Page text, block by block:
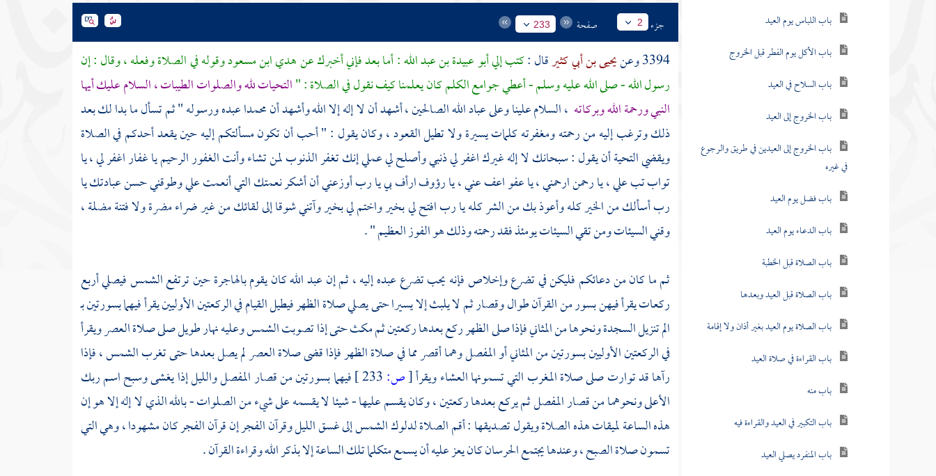
باب اللباس يوم العيد
باب الأكل يوم الفطر قبل الخروج
باب السلاح في العيد
باب الخروج إلى العيد
باب الخروج إلى العيدين في طريق والرجوع
في غيره
باب فضل يوم العيد
باب الدعاء يوم العيد
باب الصلاة قبل الخطبة
باب الصلاة قبل العيد وبعدها
باب الصلاة يوم العيد بغير أذان ولا إقامة
باب القراءة في صلاة العيد
باب منه
باب التكبير في العيد والقراءة فيه
باب المنفرد يصلي العيد
جزء 2 صفحة 233
3394 وعن يحيى بن أبي كثيرقال :كتب إليأبو عبيدة بن عبد الله: أما بعد فإني أخبرك عن هدي ابن مسعود وقوله في الصلاة وفعله ، وقال : إن
رسول الله - صلى الله عليه وسلم - أعطي جوامع الكلم كان يعلمنا كيف نقول في الصلاة : "التحيات لله والصلوات الطيبات ، السلام عليك أيها
النبي ورحمة الله وبركاته ، السلام علينا وعلى عباد الله الصالحين ، أشهد أن لا إله إلا الله وأشهد أنمحمداعبده ورسوله " ثم تسأل ما بدا لك بعد
ذلك وترغب إليه من رحمته ومغفرته كلمات يسيرة ولا تطيل القعود ، وكان يقول : " أحب أن تكون مسألتكم إليه حين يقعد أحدكم في الصلاة
ويقضي التحية أن يقول : سبحانك لا إله غيرك اغفر لي ذنبي وأصلح لي عملي إنك تغفر الذنوب لمن تشاء وأنت الغفور الرحيم يا غفار اغفر لي ، يا
تواب تب علي ، يا رحمن ارحمني ، يا عفو اعف عني ، يا رؤوف ارأف بي يا رب أوزعني أن أشكر نعمتك التي أنعمت علي وطوقني حسن عبادتك يا
رب أسألك من الخير كله وأعوذ بك من الشر كله يا رب افتح لي بخير واختم لي بخير وآتني شوقا إلى لقائك من غير ضراء مضرة ولا فتنة مضلة ،
وقني السيئات ومن تقي السيئات يومئذ فقد رحمته وذلك هو الفوز العظيم " .
ثم ما كان من دعائكم فليكن في تضرع وإخلاص فإنه يحب تضرع عبده إليه ، ثم إنعبد اللهكان يقوم بالهاجرة حين ترتفع الشمس فيصلي أربع
ركعات يقرأ فيهن بسور من القرآن طوال وقصار ثم لا يلبث إلا يسيرا حتى يصلي صلاة الظهر فيطيل القيام في الركعتين الأوليين يقرأ فيهما بسورتين بـ
الم تنزيل السجدة ونحوها من المثاني فإذا صلى الظهر ركع بعدها ركعتين ثم مكث حتى إذا تصوبت الشمس وعليه نهار طويل صلى صلاة العصر ويقرأ
في الركعتين الأوليين بسورتين من المثاني أو المفصل وهما أقصر مما في صلاة الظهر فإذا قضى صلاة العصر لم يصل بعدها حتى تغرب الشمس ، فإذا
رآها قد توارت صلى صلاة المغرب التي تسمونها العشاء ويقرأ[ص:
فيهما بسورتين من قصار المفصل والليل إذا يغشى وسبح اسم ربك
الأعلى ونحوهما من قصار المفصل ثم يركع بعدها ركعتين ، وكان يقسم عليها - شيئا لا يقسمه على شيء من الصلوات - بالله الذي لا إله إلا هو إن
هذه الساعة لميقات هذه الصلاة ويقول تصديقها : أقم الصلاة لدلوك الشمس إلى غسق الليل وقرآن الفجر إن قرآن الفجر كان مشهودا ، وهي التي
تسمون صلاة الصبح ، وعندها يجتمع الحرسان كان يعز عليه أن يسمع متكلما تلك الساعة إلا بذكر الله وقراءة القرآن .